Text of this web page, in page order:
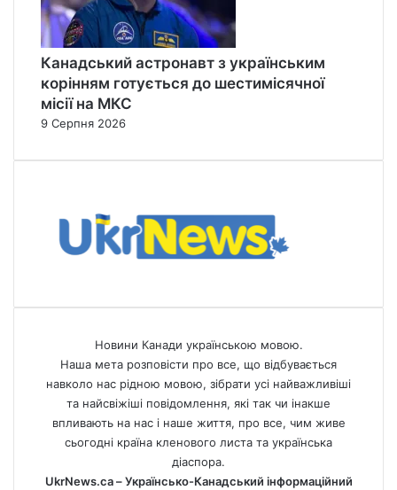
Канадський астронавт з українським
корінням готується до шестимісячної
місії на МКС
9 Серпня 2026
Новини Канади українською мовою.
Наша мета розповісти про все, що відбувається
навколо нас рідною мовою, зібрати усі найважливіші
та найсвіжіші повідомлення, які так чи інакше
впливають на нас і наше життя, про все, чим живе
сьогодні країна кленового листа та українська
діаспора.
UkrNews.ca – Українсько-Канадський інформаційний